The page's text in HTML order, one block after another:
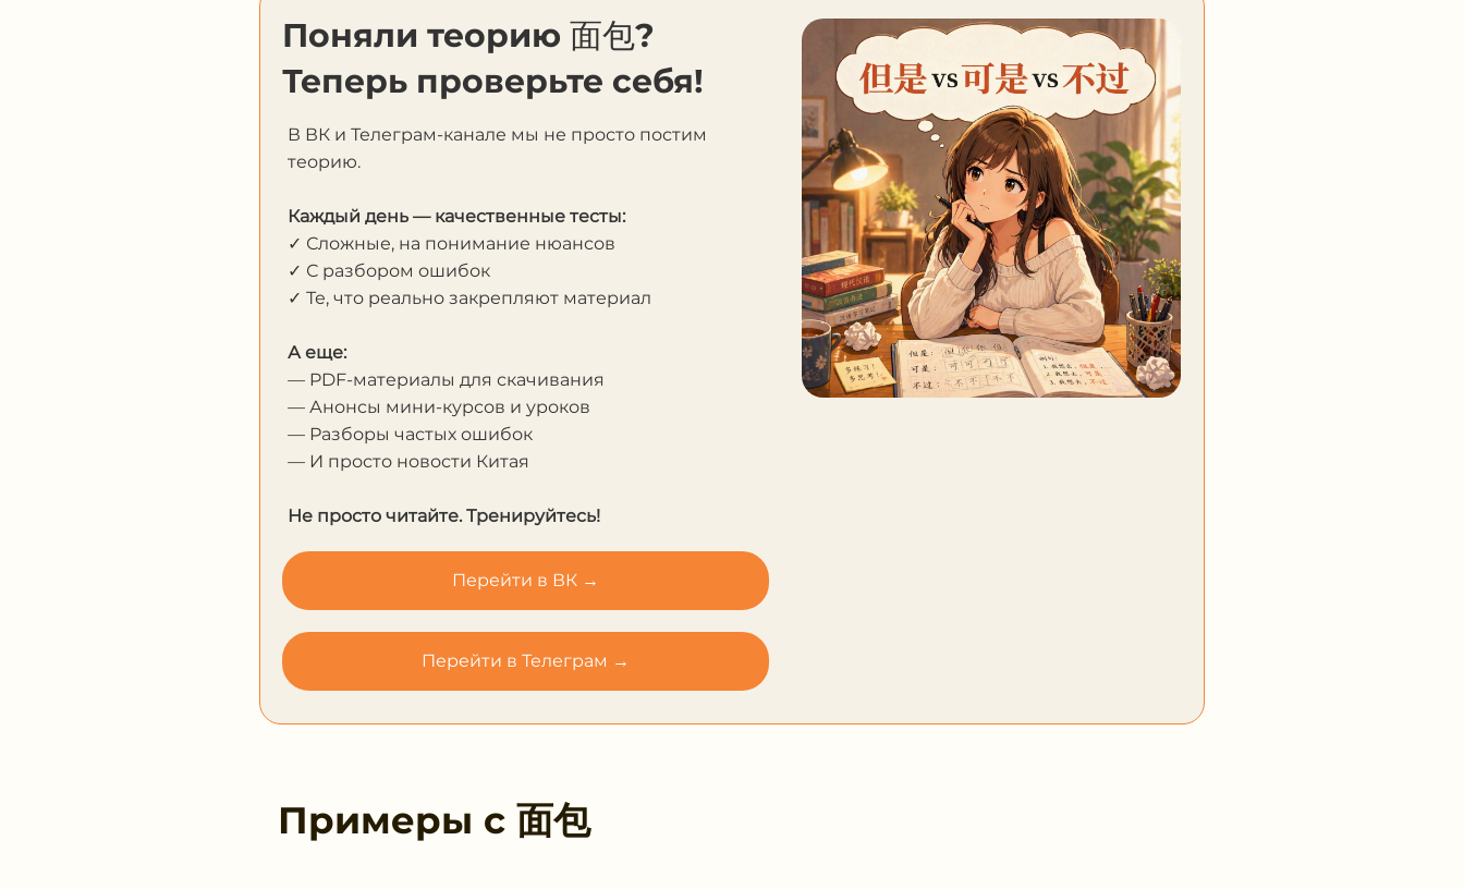
Поняли теорию 面包?
Теперь проверьте себя!
В ВК и Телеграм-канале мы не просто постим
теорию.
Каждый день — качественные тесты:
✓ Сложные, на понимание нюансов
✓ С разбором ошибок
✓ Те, что реально закрепляют материал
А еще:
— PDF-материалы для скачивания
— Анонсы мини-курсов и уроков
— Разборы частых ошибок
— И просто новости Китая
Не просто читайте. Тренируйтесь!
Перейти в ВК →
Перейти в Телеграм →
Примеры с 面包